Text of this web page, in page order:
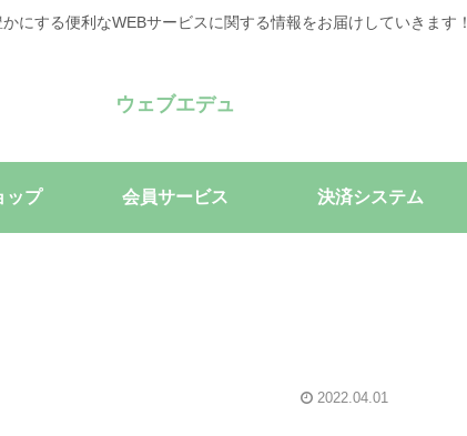
にする便利なWEBサービスに関する情報をお届けしていきます！
ウェブエデュ
ップ 会員サービス 決済システム
2022.04.01